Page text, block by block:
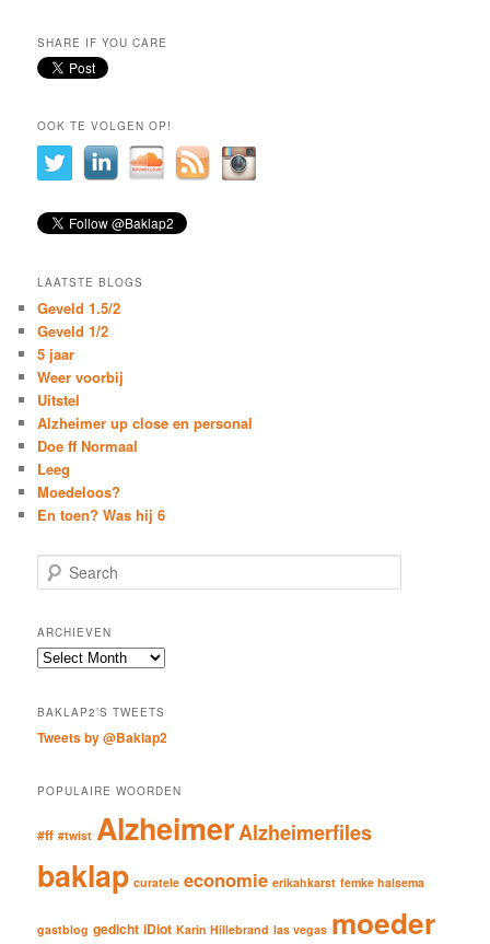
SHARE IF YOU CARE
OOK TE VOLGEN OP!
LAATSTE BLOGS
Geveld 1.5/2
Geveld 1/2
5 jaar
Weer voorbij
Uitstel
Alzheimer up close en personal
Doe ff Normaal
Leeg
Moedeloos?
En toen? Was hij 6
e
r
c
h
ARCHIEVEN
Archieven
BAKLAP2’S TWEETS
Tweets by @Baklap2
POPULAIRE WOORDEN
#ff #twist AlzheimerAlzheimerfiles
baklap curatele economie erikahkarst femke halsema
gastblog gedicht iDiot Karin Hillebrand las vegas moeder